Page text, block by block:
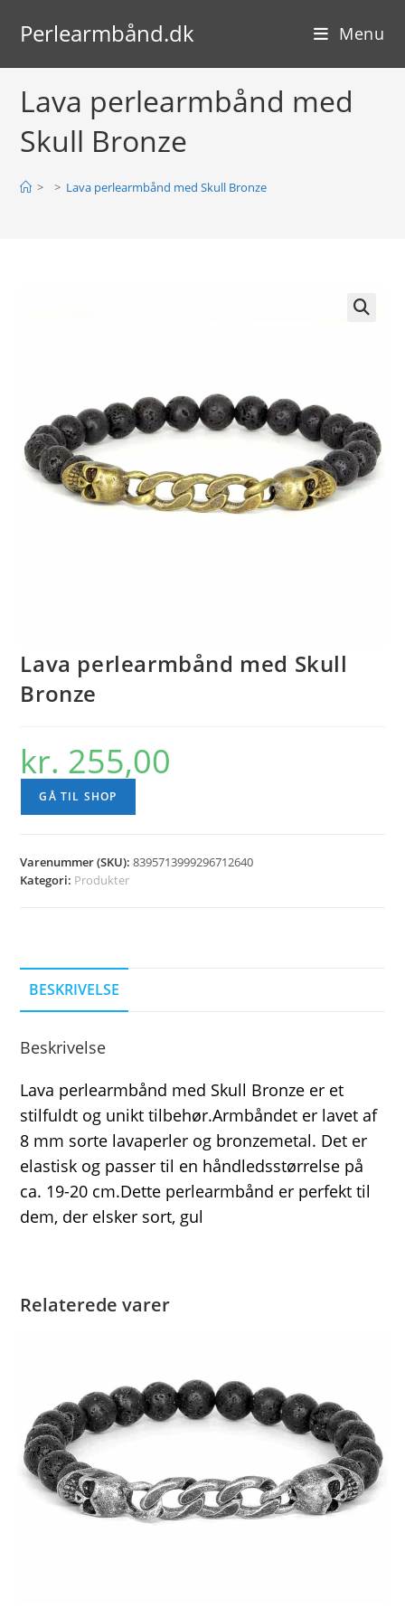
Perlearmbånd.dk Menu
Lava perlearmbånd med
Skull Bronze
> > Lava perlearmbånd med Skull Bronze
Lava perlearmbånd med Skull
Bronze
kr. 255,00
GÅ TIL SHOP
Varenummer (SKU):8395713999296712640
Kategori: Produkter
BESKRIVELSE
Beskrivelse
Lava perlearmbånd med Skull Bronze er et
stilfuldt og unikt tilbehør.Armbåndet er lavet af
8 mm sorte lavaperler og bronzemetal. Det er
elastisk og passer til en håndledsstørrelse på
ca. 19-20 cm.Dette perlearmbånd er perfekt til
dem, der elsker sort, gul
Relaterede varer